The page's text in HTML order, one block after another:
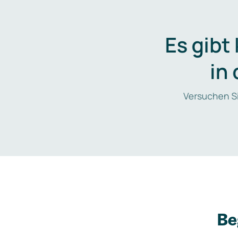
Es
in
Versuchen